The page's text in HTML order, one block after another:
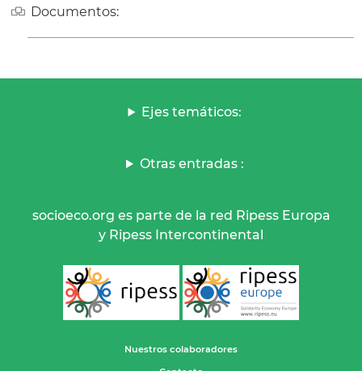
Documentos:
Ejes temáticos:
Otras entradas :
socioeco.org es parte de la red Ripess Europa
y Ripess Intercontinental
Nuestros colaboradores